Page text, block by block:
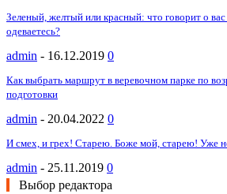
Зеленый, желтый или красный: что говорит о
одеваетесь?
admin - 16.12.2019 0
Как выбрать маршрут в веревочном парке по
подготовки
admin - 20.04.2022 0
И смех, и грех! Старею. Боже мой, старею! Уже
admin - 25.11.2019 0
Выбор редактора